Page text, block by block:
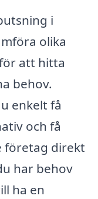
i
olika
att hitta
behov.
enkelt få
och få
företag direkt
har behov
ha en